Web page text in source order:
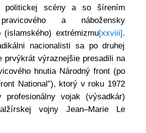
politickej scény a so šírením
a nábožensky
(islamského) extrémizmu[xxviii].
nacionalisti sa po druhej
prvýkrát výraznejšie presadili na
hnutia Národný front (po
National”), ktorý v roku 1972
profesionálny vojak (výsadkár)
vojny Jean–Marie Le